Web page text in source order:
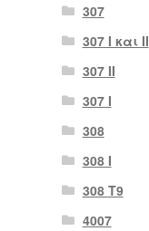
307
307 I και II
307 II
307 Ι
308
308 Ι
308 Τ9
4007